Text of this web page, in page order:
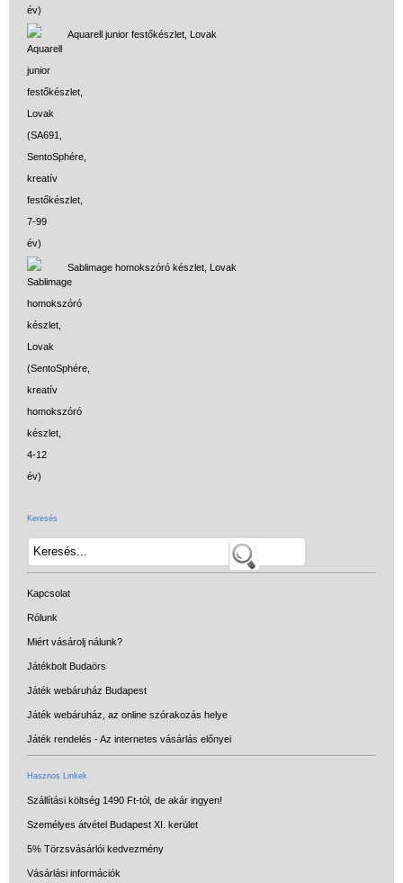
Aquarell junior festőkészlet, Lovak
Sablimage homokszóró készlet, Lovak
Keresés
Kapcsolat
Rólunk
Miért vásárolj nálunk?
Játékbolt Budaörs
Játék webáruház Budapest
Játék webáruház, az online szórakozás helye
Játék rendelés - Az internetes vásárlás előnyei
Hasznos Linkek
Szállítási költség 1490 Ft-tól, de akár ingyen!
Személyes átvétel Budapest XI. kerület
5% Törzsvásárlói kedvezmény
Vásárlási információk